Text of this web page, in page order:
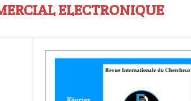
ELECTRONIQUE